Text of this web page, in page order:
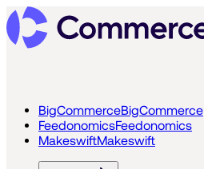
BigCommerceBigCommerce
FeedonomicsFeedonomics
MakeswiftMakeswift